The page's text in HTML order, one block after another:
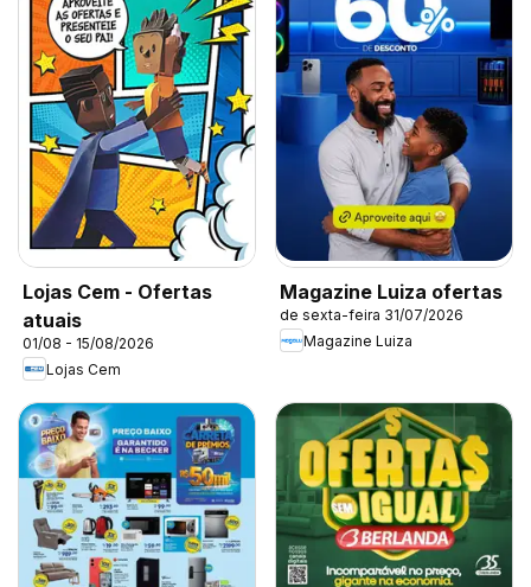
Lojas Cem - Ofertas
atuais
01/08 - 15/08/2026
Lojas Cem
Magazine Luiza ofertas
de sexta-feira 31/07/2026
Magazine Luiza